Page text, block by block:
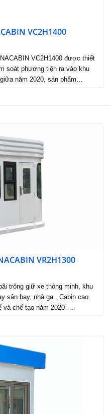
VC2H1400
VC2H1400 được thiết
soát phương tiện ra vào khu
năm 2020, sản phẩm…
VR2H1300
trông giữ xe thông minh, khu
sân bay, nhà ga.. Cabin cao
chế tạo năm 2020….